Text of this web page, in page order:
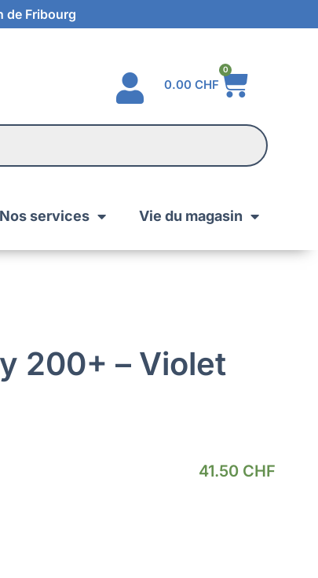
de Fribourg
0.00 CHF
0
Nos services Vie du magasin
200+ – Violet
41.50 CHF